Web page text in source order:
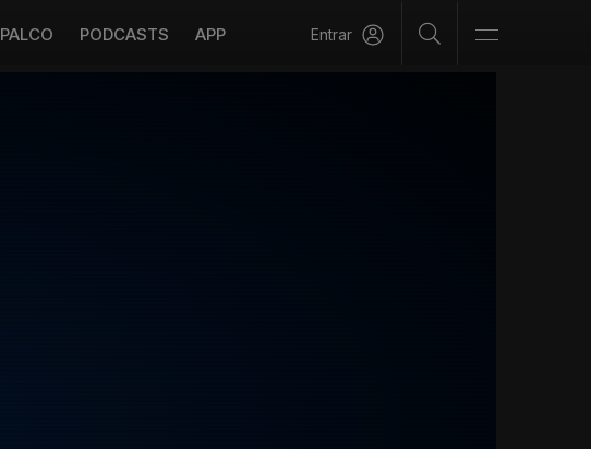
PALCO PODCASTS APP Entrar